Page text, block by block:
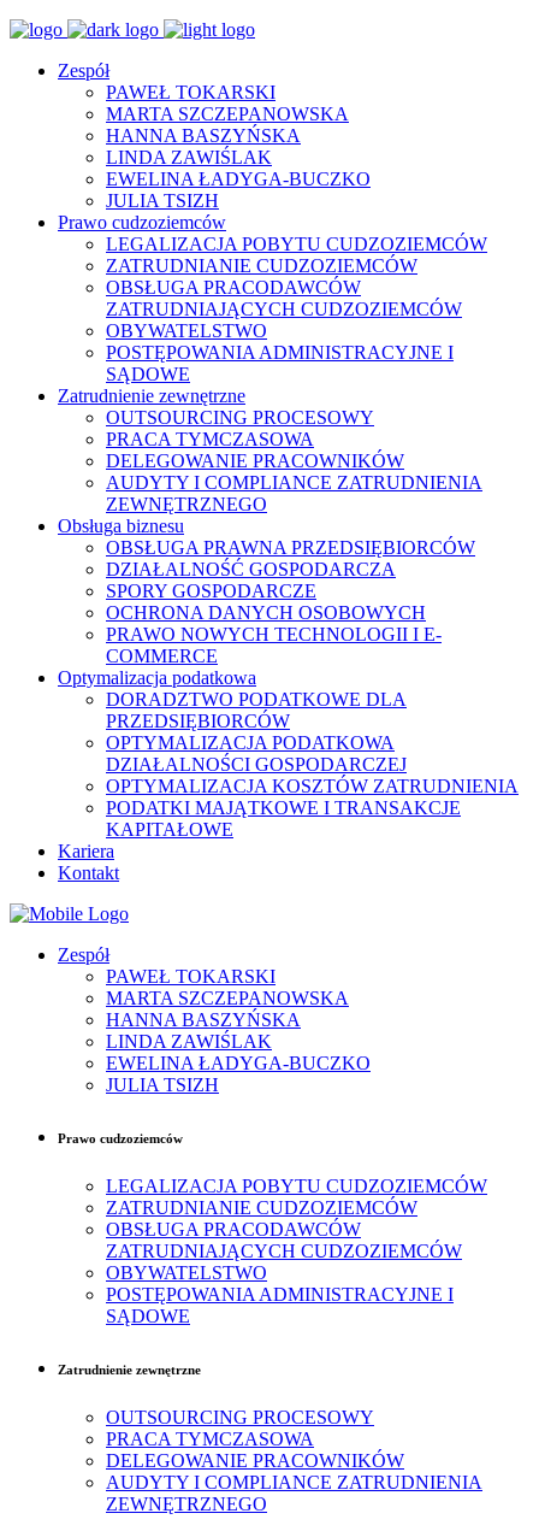
Zespół
PAWEŁ TOKARSKI
MARTA SZCZEPANOWSKA
HANNA BASZYŃSKA
LINDA ZAWIŚLAK
EWELINA ŁADYGA-BUCZKO
JULIA TSIZH
Prawo cudzoziemców
LEGALIZACJA POBYTU CUDZOZIEMCÓW
ZATRUDNIANIE CUDZOZIEMCÓW
OBSŁUGA PRACODAWCÓW
ZATRUDNIAJĄCYCH CUDZOZIEMCÓW
OBYWATELSTWO
POSTĘPOWANIA ADMINISTRACYJNE I
SĄDOWE
Zatrudnienie zewnętrzne
OUTSOURCING PROCESOWY
PRACA TYMCZASOWA
DELEGOWANIE PRACOWNIKÓW
AUDYTY I COMPLIANCE ZATRUDNIENIA
ZEWNĘTRZNEGO
Obsługa biznesu
OBSŁUGA PRAWNA PRZEDSIĘBIORCÓW
DZIAŁALNOŚĆ GOSPODARCZA
SPORY GOSPODARCZE
OCHRONA DANYCH OSOBOWYCH
PRAWO NOWYCH TECHNOLOGII I E-
COMMERCE
Optymalizacja podatkowa
DORADZTWO PODATKOWE DLA
PRZEDSIĘBIORCÓW
OPTYMALIZACJA PODATKOWA
DZIAŁALNOŚCI GOSPODARCZEJ
OPTYMALIZACJA KOSZTÓW ZATRUDNIENIA
PODATKI MAJĄTKOWE I TRANSAKCJE
KAPITAŁOWE
Kariera
Kontakt
Zespół
PAWEŁ TOKARSKI
MARTA SZCZEPANOWSKA
HANNA BASZYŃSKA
LINDA ZAWIŚLAK
EWELINA ŁADYGA-BUCZKO
JULIA TSIZH
Prawo cudzoziemców
LEGALIZACJA POBYTU CUDZOZIEMCÓW
ZATRUDNIANIE CUDZOZIEMCÓW
OBSŁUGA PRACODAWCÓW
ZATRUDNIAJĄCYCH CUDZOZIEMCÓW
OBYWATELSTWO
POSTĘPOWANIA ADMINISTRACYJNE I
SĄDOWE
Zatrudnienie zewnętrzne
OUTSOURCING PROCESOWY
PRACA TYMCZASOWA
DELEGOWANIE PRACOWNIKÓW
AUDYTY I COMPLIANCE ZATRUDNIENIA
ZEWNĘTRZNEGO